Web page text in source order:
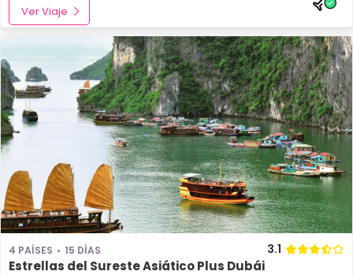
Ver Viaje
4 PAÍSES 15 DÍAS 3.1
Estrellas del Sureste Asiático Plus Dubái